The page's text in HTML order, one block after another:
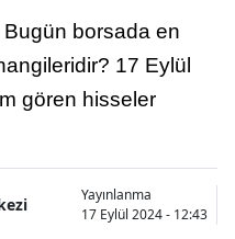
Bugün borsada en
17 Eylül
gören hisseler
Yayınlanma
17 Eylül 2024 - 12:43